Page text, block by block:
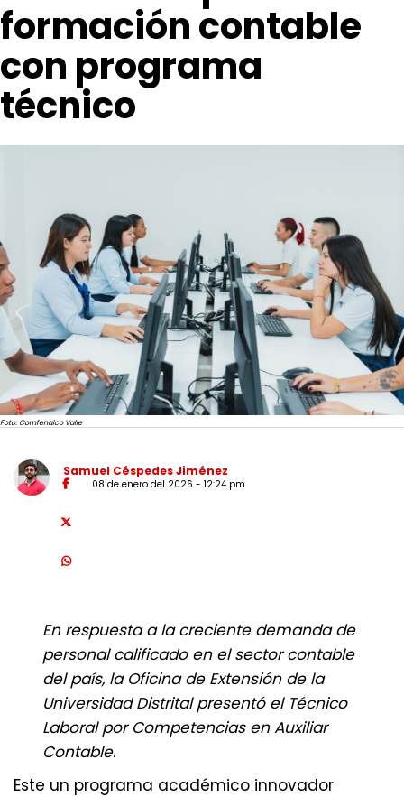
formación contable
con programa
técnico
Foto: Comfenalco Valle
Samuel Céspedes Jiménez
08 de enero del 2026 - 12:24 pm
En respuesta a la creciente demanda de
personal calificado en el sector contable
del país, la Oficina de Extensión de la
Universidad Distrital presentó el Técnico
Laboral por Competencias en Auxiliar
Contable.
Este un programa académico innovador